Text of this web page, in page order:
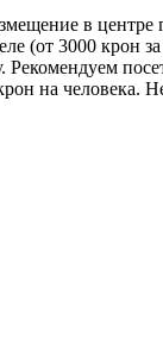
в
3000 крон за
на человека.